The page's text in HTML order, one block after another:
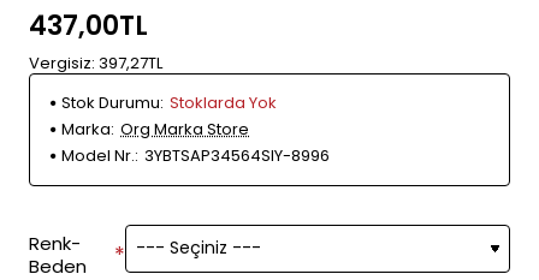
437,00TL
Vergisiz: 397,27TL
Stok Durumu: Stoklarda Yok
Marka: Org Marka Store
Model Nr.: 3YBTSAP34564SIY-8996
Renk-
Beden